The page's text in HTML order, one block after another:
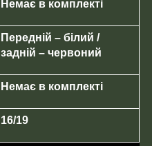
Немає в комплекті
Передній – білий /
задній – червоний
Немає в комплекті
16/19